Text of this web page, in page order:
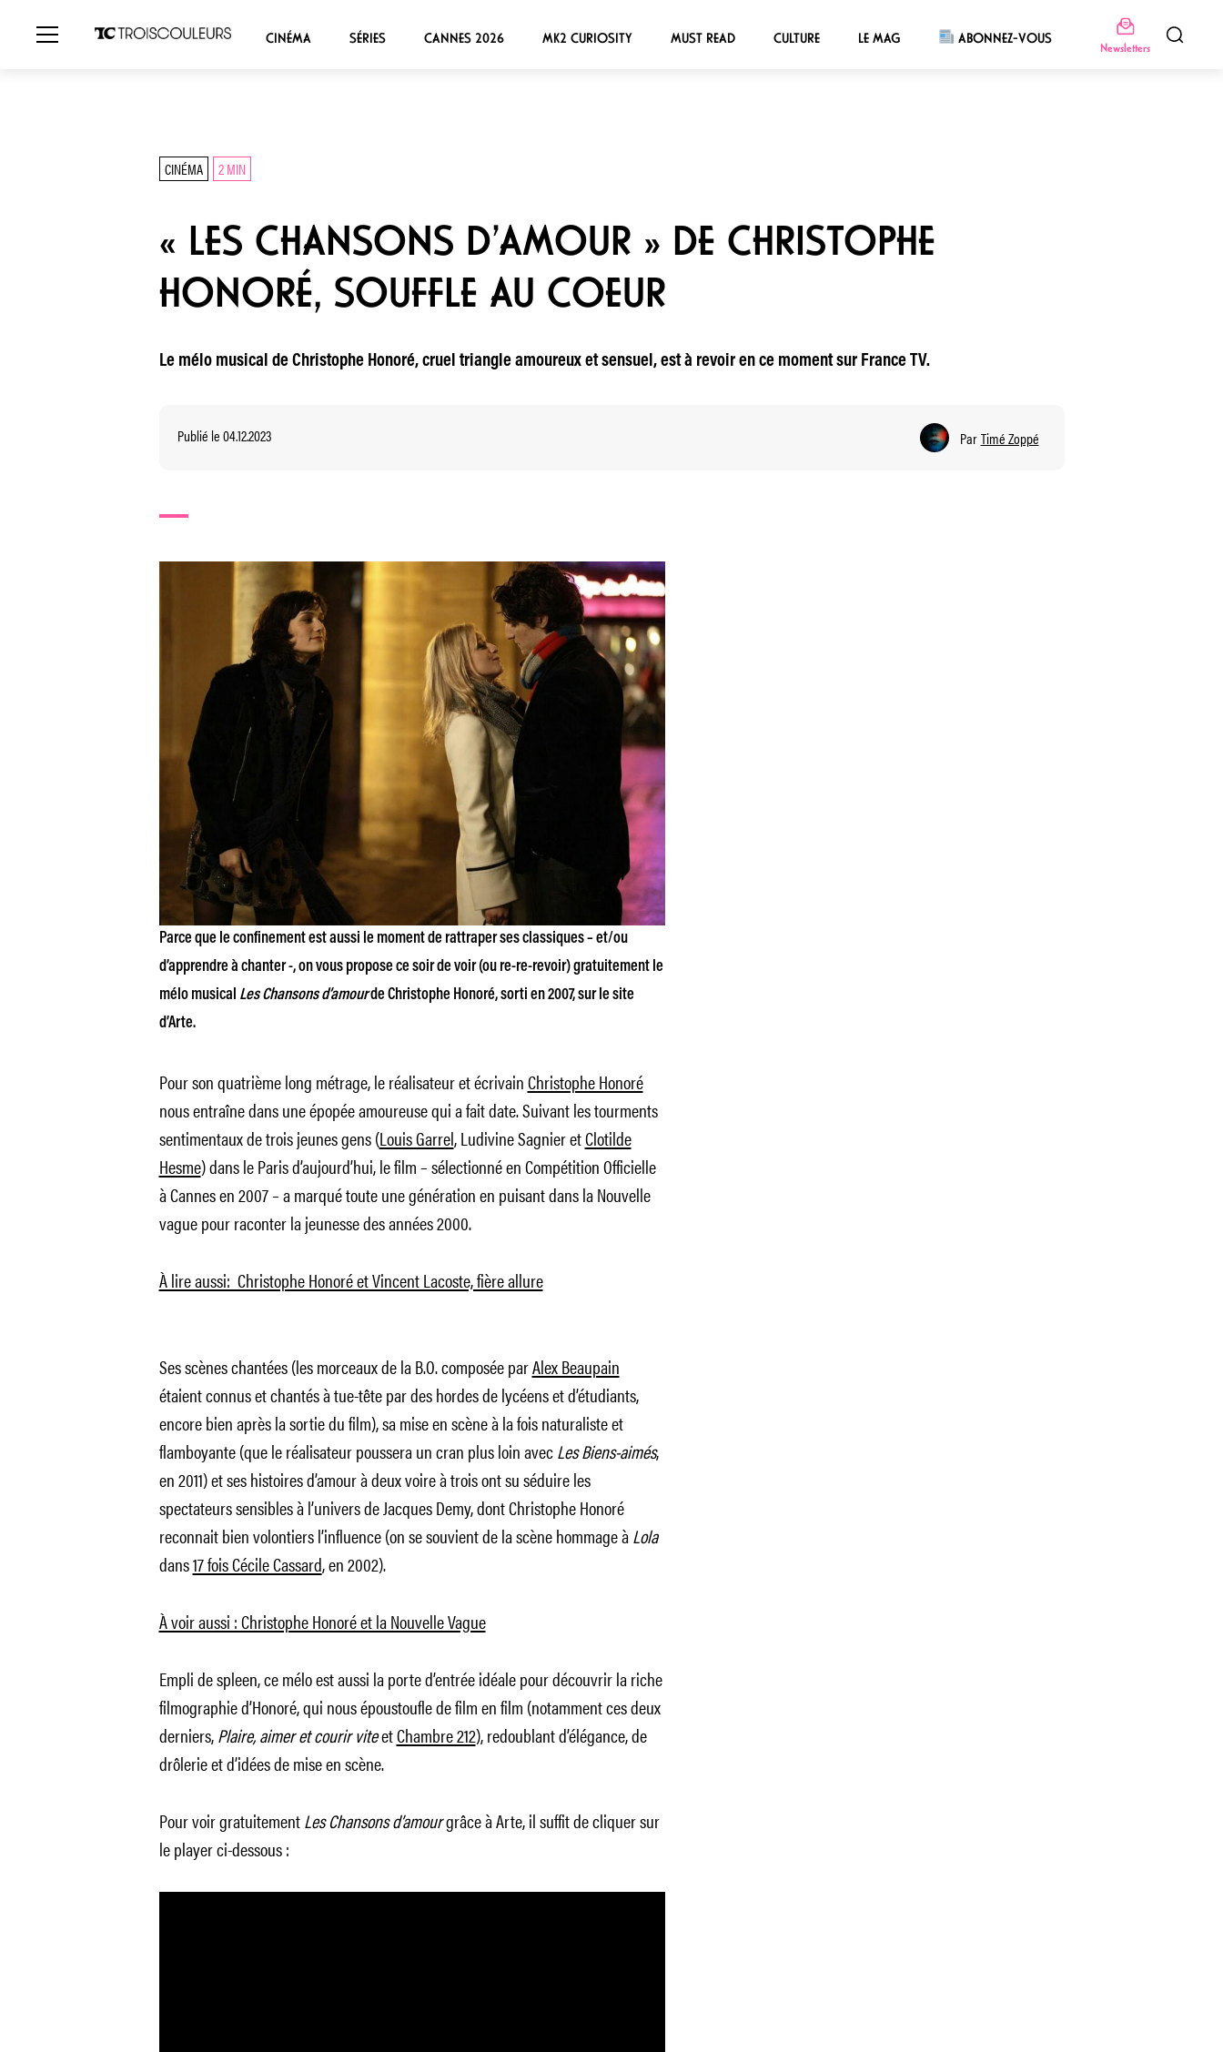
CINÉMA SÉRIES CANNES 2026 MK2 CURIOSITY MUST READ CULTURE LE MAG ABONNEZ-VOUS
Newsletters
CINÉMA 2 MIN
« LES CHANSONS D’AMOUR » DE CHRISTOPHE
HONORÉ, SOUFFLE AU COEUR
Le mélo musical de Christophe Honoré, cruel triangle amoureux et sensuel, est à revoir en ce moment sur France TV.
Publié le 04.12.2023 Par Timé Zoppé
Parce que le confinement est aussi le moment de rattraper ses classiques – et/ou
d’apprendre à chanter -, on vous propose ce soir de voir (ou re-re-revoir) gratuitement le
mélo musical Les Chansons d’amourde Christophe Honoré, sorti en 2007, sur le site
d’Arte.
Pour son quatrième long métrage, le réalisateur et écrivainChristophe Honoré
nous entraîne dans une épopée amoureuse qui a fait date. Suivant les tourments
sentimentaux de trois jeunes gens (Louis Garrel, Ludivine Sagnier etClotilde
Hesme) dans le Paris d’aujourd’hui, le film – sélectionné en Compétition Officielle
à Cannes en 2007 – a marqué toute une génération en puisant dans la Nouvelle
vague pour raconter la jeunesse des années 2000.
À lire aussi: Christophe Honoré et Vincent Lacoste, fière allure
Ses scènes chantées (les morceaux de la B.O. composée parAlex Beaupain
étaient connus et chantés à tue-tête par des hordes de lycéens et d’étudiants,
encore bien après la sortie du film), sa mise en scène à la fois naturaliste et
flamboyante (que le réalisateur poussera un cran plus loin avecLes Biens-aimés,
en 2011) et ses histoires d’amour à deux voire à trois ont su séduire les
spectateurs sensibles à l’univers de Jacques Demy, dont Christophe Honoré
reconnait bien volontiers l’influence (on se souvient de la scène hommage àLola
dans17 fois Cécile Cassard, en 2002).
À voir aussi : Christophe Honoré et la Nouvelle Vague
Empli de spleen, ce mélo est aussi la porte d’entrée idéale pour découvrir la riche
filmographie d’Honoré, qui nous époustoufle de film en film (notamment ces deux
derniers,Plaire, aimer et courir viteetChambre 212), redoublant d’élégance, de
drôlerie et d’idées de mise en scène.
Pour voir gratuitementLes Chansons d’amourgrâce à Arte, il suffit de cliquer sur
le player ci-dessous :